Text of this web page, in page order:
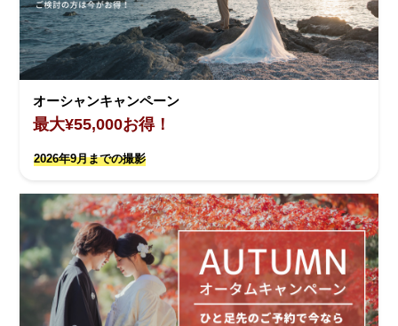
オーシャンキャンペーン
最大¥55,000お得！
2026年9月までの撮影